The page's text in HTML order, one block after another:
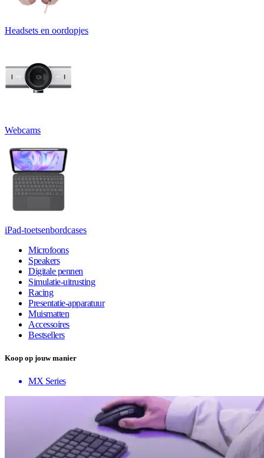
Headsets en oordopjes
Webcams
iPad-toetsenbordcases
Microfoons
Speakers
Digitale pennen
Simulatie-uitrusting
Racing
Presentatie-apparatuur
Muismatten
Accessoires
Bestsellers
Koop op jouw manier
MX Series